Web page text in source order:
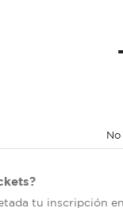
tu inscripción